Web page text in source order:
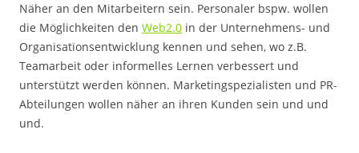
Näher an den Mitarbeitern sein. Personaler bspw. wollen
die Möglichkeiten den Web2.0 in der Unternehmens- und
Organisationsentwicklung kennen und sehen, wo z.B.
Teamarbeit oder informelles Lernen verbessert und
unterstützt werden können. Marketingspezialisten und PR-
Abteilungen wollen näher an ihren Kunden sein und und
und.